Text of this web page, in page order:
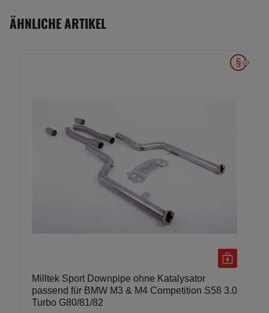
ÄHNLICHE ARTIKEL
Milltek Sport Downpipe ohne Katalysator
passend für BMW M3 & M4 Competition S58 3.0
Turbo G80/81/82